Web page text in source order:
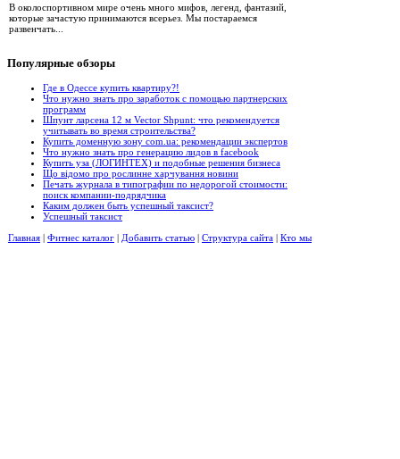
В околоспортивном мире очень много мифов, легенд, фантазий,
которые зачастую принимаются всерьез. Мы постараемся
развенчать...
Популярные обзоры
Где в Одессе купить квартиру?!
Что нужно знать про заработок с помощью партнерских
программ
Шпунт ларсена 12 м Vector Shpunt: что рекомендуется
учитывать во время строительства?
Купить доменную зону com.ua: рекомендации экспертов
Что нужно знать про генерацию лидов в facebook
Купить уза (ЛОГИНТЕХ) и подобные решения бизнеса
Що відомо про рослинне харчування новини
Печать журнала в типографии по недорогой стоимости:
поиск компании-подрядчика
Каким должен быть успешный таксист?
Успешный таксист
Главная | Фитнес каталог | Добавить статью | Структура сайта | Кто мы